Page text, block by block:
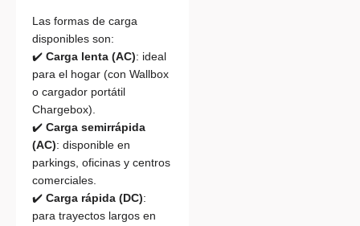
Las formas de carga
disponibles son:
✔️ Carga lenta (AC): ideal
para el hogar (con Wallbox
o cargador portátil
Chargebox).
✔️ Carga semirrápida
(AC): disponible en
parkings, oficinas y centros
comerciales.
✔️ Carga rápida (DC):
para trayectos largos en